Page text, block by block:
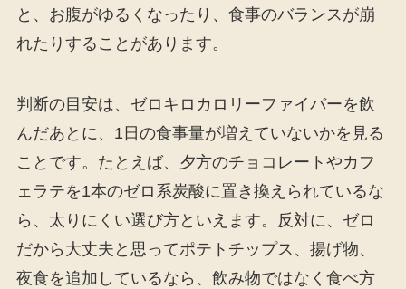
と、お腹がゆるくなったり、食事のバランスが崩
れたりすることがあります。
判断の目安は、ゼロキロカロリーファイバーを飲
んだあとに、1日の食事量が増えていないかを見る
ことです。たとえば、夕方のチョコレートやカフ
ェラテを1本のゼロ系炭酸に置き換えられているな
ら、太りにくい選び方といえます。反対に、ゼロ
だから大丈夫と思ってポテトチップス、揚げ物、
夜食を追加しているなら、飲み物ではなく食べ方